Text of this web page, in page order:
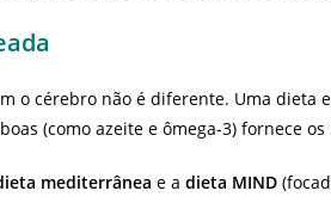
o cérebro não é diferente. Uma dieta
(como azeite e ômega-3) fornece
mediterrânea e a dieta MIND